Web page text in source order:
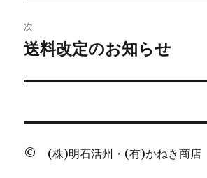
ビ
ゲ
ー
ン
の
投
稿:
次
次
投
送料改定のお知らせ
© (株)明石活州・(有)かねき商